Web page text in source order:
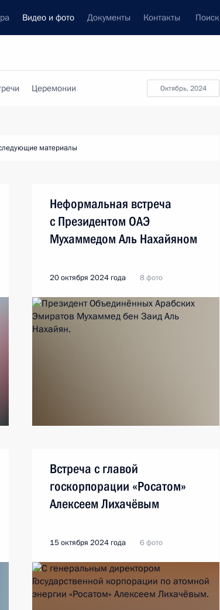
Видео и фото Документы Контакты Поиск
октябрь, 2024
Церемонии
материалы
Неформальная встреча
с Президентом ОАЭ
Мухаммедом Аль Нахайяном
20 октября 2024 года 8 фото
Встреча с главой
госкорпорации «Росатом»
Алексеем Лихачёвым
15 октября 2024 года 6 фото